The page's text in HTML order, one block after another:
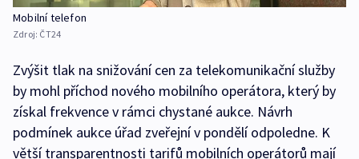
Mobilní telefon
Zdroj: ČT24
Zvýšit tlak na snižování cen za telekomunikační služby
by mohl příchod nového mobilního operátora, který by
získal frekvence v rámci chystané aukce. Návrh
podmínek aukce úřad zveřejní v pondělí odpoledne. K
větší transparentnosti tarifů mobilních operátorů mají